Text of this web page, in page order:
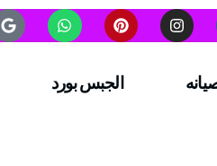
الجبس بورد